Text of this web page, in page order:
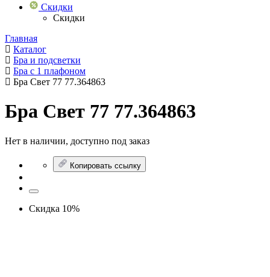
Скидки
Скидки
Главная
Каталог
Бра и подсветки
Бра с 1 плафоном
Бра Свет 77 77.364863
Бра Свет 77 77.364863
Нет в наличии, доступно под заказ
Копировать ссылку
Скидка 10%